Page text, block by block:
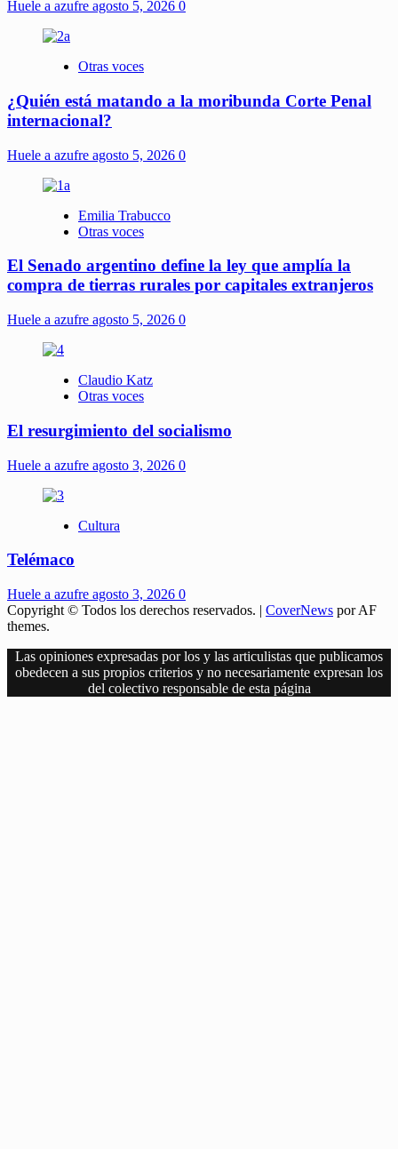
Huele a azufre agosto 5, 2026 0
Otras voces
¿Quién está matando a la moribunda Corte Penal
internacional?
Huele a azufre agosto 5, 2026 0
Emilia Trabucco
Otras voces
El Senado argentino define la ley que amplía la
compra de tierras rurales por capitales extranjeros
Huele a azufre agosto 5, 2026 0
Claudio Katz
Otras voces
El resurgimiento del socialismo
Huele a azufre agosto 3, 2026 0
Cultura
Telémaco
Huele a azufre agosto 3, 2026 0
Copyright © Todos los derechos reservados. | CoverNews por AF
themes.
Las opiniones expresadas por los y las articulistas que publicamos
obedecen a sus propios criterios y no necesariamente expresan los
del colectivo responsable de esta página